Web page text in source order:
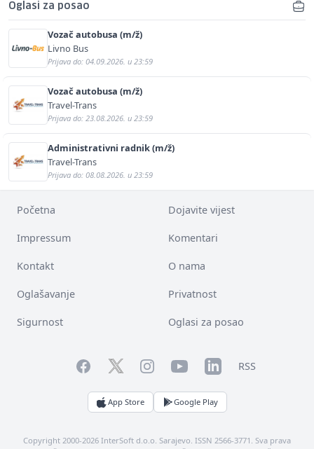
Oglasi za posao
Vozač autobusa (m/ž)
Livno Bus
Prijava do: 04.09.2026. u 23:59
Vozač autobusa (m/ž)
Travel-Trans
Prijava do: 23.08.2026. u 23:59
Administrativni radnik (m/ž)
Travel-Trans
Prijava do: 08.08.2026. u 23:59
Početna Dojavite vijest
Impressum Komentari
Kontakt O nama
Oglašavanje Privatnost
Sigurnost Oglasi za posao
FacebookTwitterInstagramYouTubeLinkedInRSS
App Store Google Play
Copyright 2000-2026 InterSoft d.o.o. Sarajevo. ISSN 2566-3771. Sva prava